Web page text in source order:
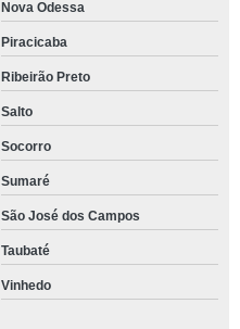
Nova Odessa
Piracicaba
Ribeirão Preto
Salto
Socorro
Sumaré
São José dos Campos
Taubaté
Vinhedo